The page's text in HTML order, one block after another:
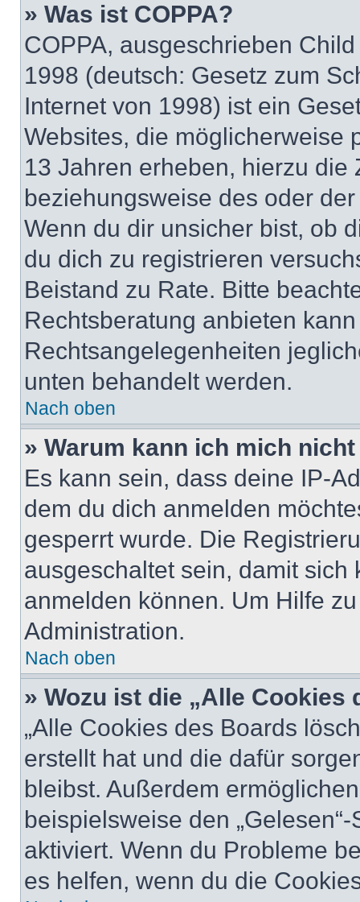
» Was ist COPPA?
COPPA, ausgeschrieben
1998 (deutsch: Gesetz zum
Internet von 1998) ist ein
Websites, die möglicherweise
13 Jahren erheben, hierzu die
beziehungsweise des oder
Wenn du dir unsicher bist, ob
du dich zu registrieren
Beistand zu Rate. Bitte
Rechtsberatung anbieten
Rechtsangelegenheiten
unten behandelt werden.
Nach oben
» Warum kann ich mich
Es kann sein, dass deine IP-
dem du dich anmelden
gesperrt wurde. Die
ausgeschaltet sein, damit
anmelden können. Um Hilfe
Administration.
Nach oben
» Wozu ist die „Alle
„Alle Cookies des Boards
erstellt hat und die dafür
bleibst. Außerdem
beispielsweise den
aktiviert. Wenn du Probleme
es helfen, wenn du die